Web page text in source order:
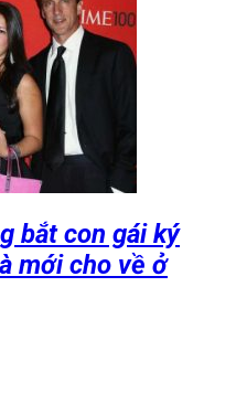
bắt con gái ký
mới cho về ở